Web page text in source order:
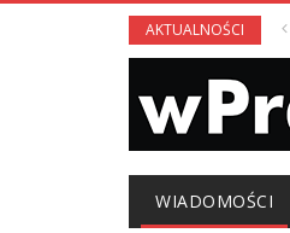
AKTUALNOŚCI
WIADOMOŚCI